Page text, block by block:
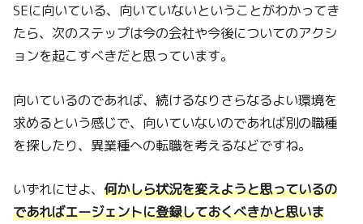
SEに向いている、向いていないということがわかってき
たら、次のステップは今の会社や今後についてのアクシ
ョンを起こすべきだと思っています。
向いているのであれば、続けるなりさらなるよい環境を
求めるという感じで、向いていないのであれば別の職種
を探したり、異業種への転職を考えるなどですね。
いずれにせよ、何かしら状況を変えようと思っているの
であればエージェントに登録しておくべきかと思いま